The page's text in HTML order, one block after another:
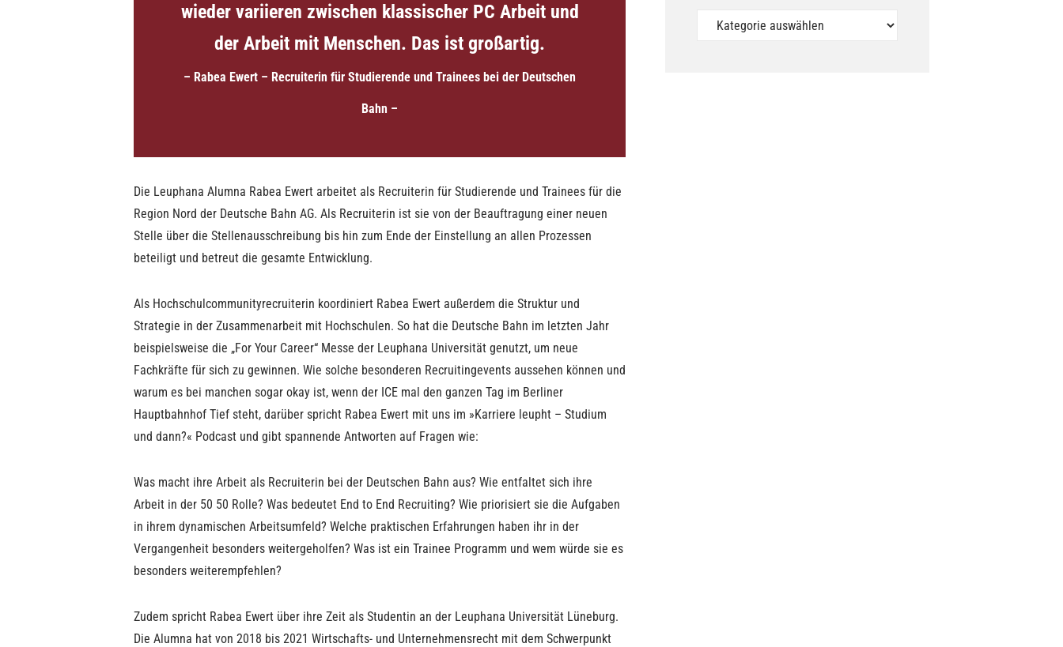
wieder variieren zwischen klassischer PC Arbeit und
der Arbeit mit Menschen. Das ist großartig.
– Rabea Ewert – Recruiterin für Studierende und Trainees bei der Deutschen
Bahn –
Die Leuphana Alumna Rabea Ewert arbeitet als Recruiterin für Studierende und Trainees für die
Region Nord der Deutsche Bahn AG. Als Recruiterin ist sie von der Beauftragung einer neuen
Stelle über die Stellenausschreibung bis hin zum Ende der Einstellung an allen Prozessen
beteiligt und betreut die gesamte Entwicklung.
Als Hochschulcommunityrecruiterin koordiniert Rabea Ewert außerdem die Struktur und
Strategie in der Zusammenarbeit mit Hochschulen. So hat die Deutsche Bahn im letzten Jahr
beispielsweise die „For Your Career“ Messe der Leuphana Universität genutzt, um neue
Fachkräfte für sich zu gewinnen. Wie solche besonderen Recruitingevents aussehen können und
warum es bei manchen sogar okay ist, wenn der ICE mal den ganzen Tag im Berliner
Hauptbahnhof Tief steht, darüber spricht Rabea Ewert mit uns im »Karriere leupht – Studium
und dann?« Podcast und gibt spannende Antworten auf Fragen wie:
Was macht ihre Arbeit als Recruiterin bei der Deutschen Bahn aus? Wie entfaltet sich ihre
Arbeit in der 50 50 Rolle? Was bedeutet End to End Recruiting? Wie priorisiert sie die Aufgaben
in ihrem dynamischen Arbeitsumfeld? Welche praktischen Erfahrungen haben ihr in der
Vergangenheit besonders weitergeholfen? Was ist ein Trainee Programm und wem würde sie es
besonders weiterempfehlen?
Zudem spricht Rabea Ewert über ihre Zeit als Studentin an der Leuphana Universität Lüneburg.
Die Alumna hat von 2018 bis 2021 Wirtschafts- und Unternehmensrecht mit dem Schwerpunkt
Podcasts